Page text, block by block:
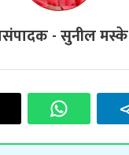
- सुनील मस्के